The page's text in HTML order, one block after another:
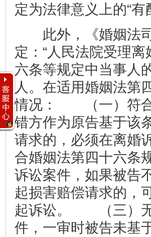
定为法律意义上的“
此外，《婚姻法司
定：“人民法院受理
六条等规定中当事人
人。在适用婚姻法第
情况： （一）符合
错方作为原告基于该
请求的，必须在离
合婚姻法第四十六条
诉讼案件，如果被告
起损害赔偿请求的，
起诉讼。 （三）无
件，一审时被告未基